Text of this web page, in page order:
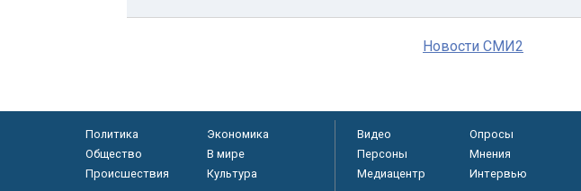
Новости СМИ2
Политика
Экономика
Общество
В мире
Происшествия
Культура
Видео Опросы
Персоны
Мнения
Медиацентр
Интервью